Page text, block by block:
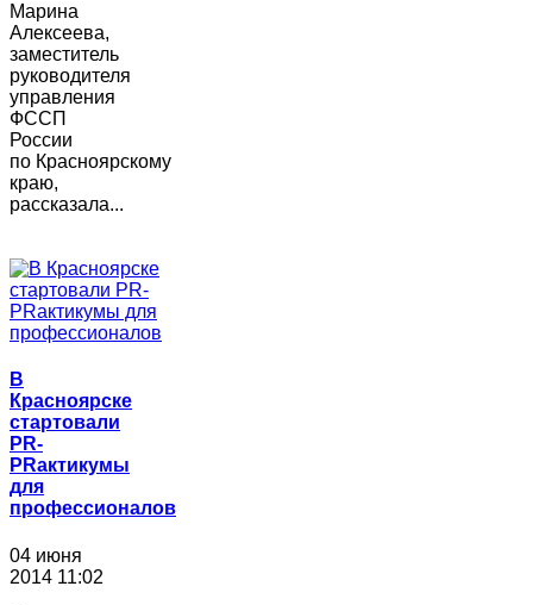
Марина
Алексеева,
заместитель
руководителя
управления
ФССП
России
по Красноярскому
краю,
рассказала...
В
Красноярске
стартовали
PR-
PRактикумы
для
профессионалов
04 июня
2014 11:02